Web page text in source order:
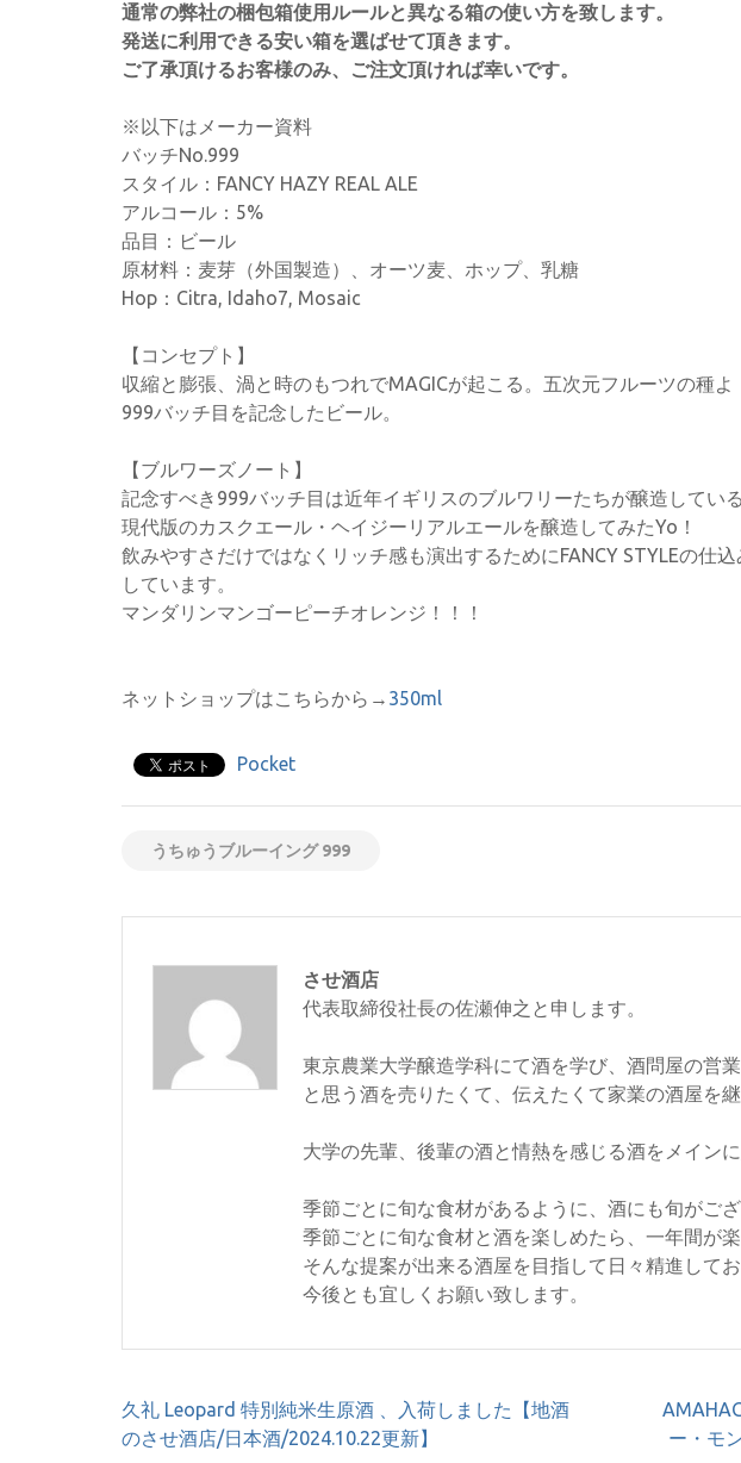
通常の弊社の梱包箱使用ルールと異なる箱の使い方を致します。
発送に利用できる安い箱を選ばせて頂きます。
ご了承頂けるお客様のみ、ご注文頂ければ幸いです。
※以下はメーカー資料
バッチNo.999
スタイル：FANCY HAZY REAL ALE
アルコール：5%
品目：ビール
原材料：麦芽（外国製造）、オーツ麦、ホップ、乳糖
Hop：Citra, Idaho7, Mosaic
【コンセプト】
収縮と膨張、渦と時のもつれでMAGICが起こる。五次元フルーツの種よ
999バッチ目を記念したビール。
【ブルワーズノート】
記念すべき999バッチ目は近年イギリスのブルワリーたちが醸造している
現代版のカスクエール・ヘイジーリアルエールを醸造してみたYo！
飲みやすさだけではなくリッチ感も演出するためにFANCY STYLEの仕
しています。
マンダリンマンゴーピーチオレンジ！！！
ネットショップはこちらから→ 350ml
Pocket
うちゅうブルーイング 999
させ酒店
代表取締役社長の佐瀬伸之と申します。
東京農業大学醸造学科にて酒を学び、酒問屋の営
と思う酒を売りたくて、伝えたくて家業の酒屋を継
大学の先輩、後輩の酒と情熱を感じる酒をメインに
季節ごとに旬な食材があるように、酒にも旬がござ
季節ごとに旬な食材と酒を楽しめたら、一年間が楽
そんな提案が出来る酒屋を目指して日々精進してお
今後とも宜しくお願い致します。
投
稿
久礼 Leopard 特別純米生原酒 、入荷しました【地酒
のさせ酒店/日本酒/2024.10.22更新】
ー・モ